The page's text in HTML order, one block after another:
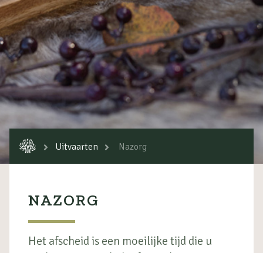
Uitvaarten Nazorg
NAZORG
Het afscheid is een moeilijke tijd die u